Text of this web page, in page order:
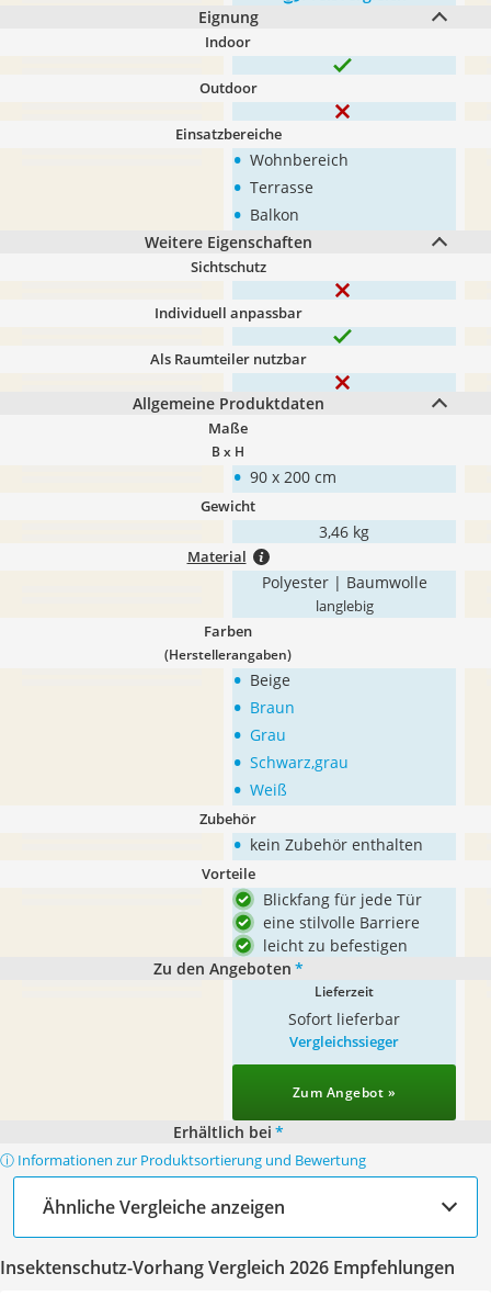
Eignung
Indoor
Outdoor
Einsatzbereiche
• Wohnbereich
• Terrasse
• Balkon
Weitere Eigenschaften
Sichtschutz
Individuell anpassbar
Als Raumteiler nutzbar
Allgemeine Produktdaten
Maße
B x H
• 90 x 200 cm
Gewicht
3,46 kg
Material
Polyester | Baumwolle
langlebig
Farben
(Herstellerangaben)
• Beige
• Braun
• Grau
• Schwarz,grau
• Weiß
Zubehör
• kein Zubehör enthalten
Vorteile
Blickfang für jede Tür
eine stilvolle Barriere
leicht zu befestigen
Zu den Angeboten *
Lieferzeit
Sofort lieferbar
Vergleichssieger
Zum Angebot »
Erhältlich bei *
ⓘ Informationen zur Produktsortierung und Bewertung
Ähnliche Vergleiche anzeigen
Insektenschutz-Vorhang Vergleich 2026 Empfehlungen